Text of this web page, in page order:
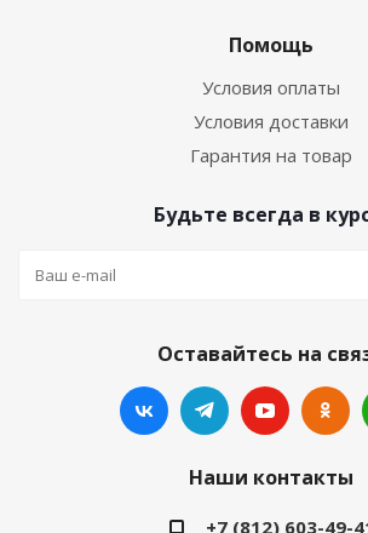
Помощь
Условия оплаты
Условия доставки
Гарантия на товар
Будьте всегда в
Оставайтесь на
Наши контакты
+7 (812) 603-49-